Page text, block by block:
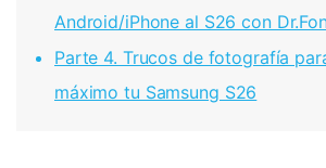
Android/iPhone al S26 con
Parte 4. Trucos de fotografía
máximo tu Samsung S26